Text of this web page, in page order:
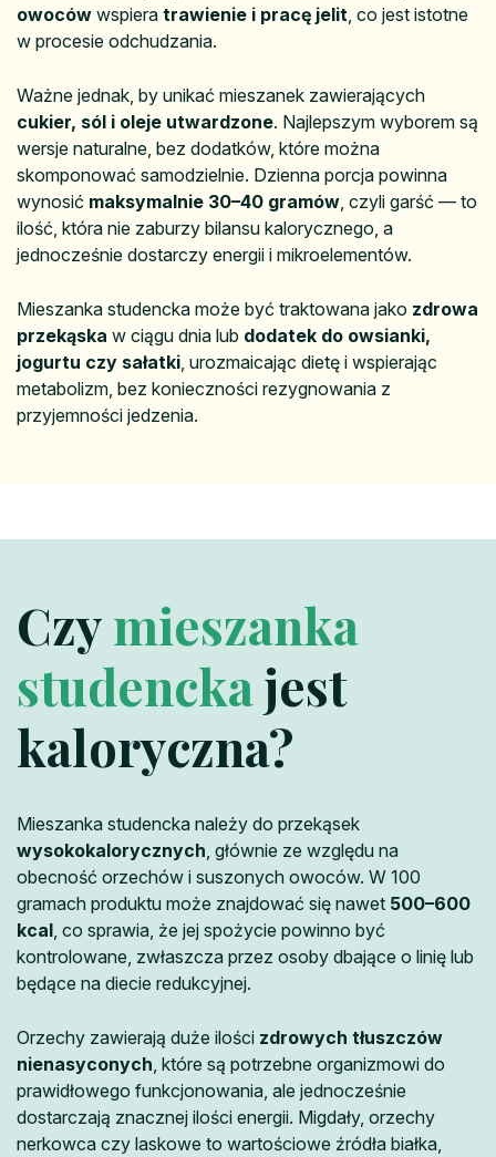
owoców wspiera trawienie i pracę jelit , co jest istotne
w procesie odchudzania.
Ważne jednak, by unikać mieszanek zawierających
cukier, sól i oleje utwardzone. Najlepszym wyborem są
wersje naturalne, bez dodatków, które można
skomponować samodzielnie. Dzienna porcja powinna
wynosić maksymalnie 30–40 gramów , czyli garść — to
ilość, która nie zaburzy bilansu kalorycznego, a
jednocześnie dostarczy energii i mikroelementów.
Mieszanka studencka może być traktowana jako zdrowa
przekąska w ciągu dnia lub dodatek do owsianki,
jogurtu czy sałatki , urozmaicając dietę i wspierając
metabolizm, bez konieczności rezygnowania z
przyjemności jedzenia.
Czymieszanka
studenckajest
kaloryczna?
Mieszanka studencka należy do przekąsek
wysokokalorycznych , głównie ze względu na
obecność orzechów i suszonych owoców. W 100
gramach produktu może znajdować się nawet 500–600
kcal , co sprawia, że jej spożycie powinno być
kontrolowane, zwłaszcza przez osoby dbające o linię lub
będące na diecie redukcyjnej.
Orzechy zawierają duże ilości zdrowych tłuszczów
nienasyconych , które są potrzebne organizmowi do
prawidłowego funkcjonowania, ale jednocześnie
dostarczają znacznej ilości energii. Migdały, orzechy
nerkowca czy laskowe to wartościowe źródła białka,